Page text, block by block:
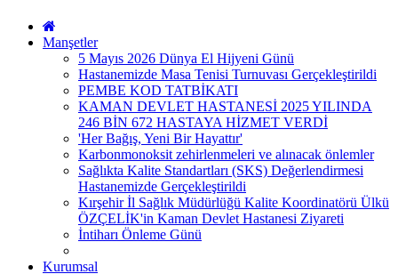
Manşetler
5 Mayıs 2026 Dünya El Hijyeni Günü
Hastanemizde Masa Tenisi Turnuvası Gerçekleştirildi
PEMBE KOD TATBİKATI
KAMAN DEVLET HASTANESİ 2025 YILINDA
246 BİN 672 HASTAYA HİZMET VERDİ
'Her Bağış, Yeni Bir Hayattır'
Karbonmonoksit zehirlenmeleri ve alınacak önlemler
Sağlıkta Kalite Standartları (SKS) Değerlendirmesi
Hastanemizde Gerçekleştirildi
Kırşehir İl Sağlık Müdürlüğü Kalite Koordinatörü Ülkü
ÖZÇELİK'in Kaman Devlet Hastanesi Ziyareti
İntiharı Önleme Günü
Kurumsal